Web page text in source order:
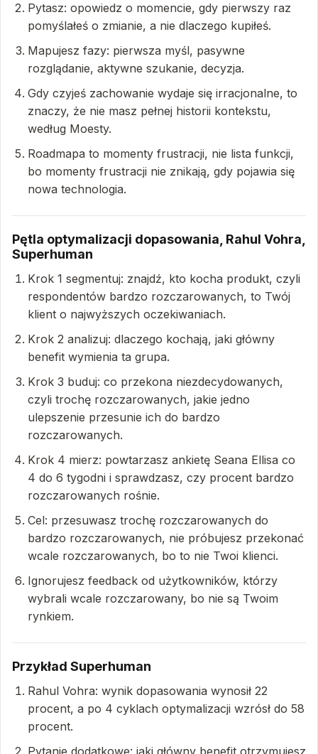
Pytasz: opowiedz o momencie, gdy pierwszy raz
pomyślałeś o zmianie, a nie dlaczego kupiłeś.
Mapujesz fazy: pierwsza myśl, pasywne
rozglądanie, aktywne szukanie, decyzja.
Gdy czyjeś zachowanie wydaje się irracjonalne, to
znaczy, że nie masz pełnej historii kontekstu,
według Moesty.
Roadmapa to momenty frustracji, nie lista funkcji,
bo momenty frustracji nie znikają, gdy pojawia się
nowa technologia.
Pętla optymalizacji dopasowania, Rahul Vohra,
Superhuman
Krok 1 segmentuj: znajdź, kto kocha produkt, czyli
respondentów bardzo rozczarowanych, to Twój
klient o najwyższych oczekiwaniach.
Krok 2 analizuj: dlaczego kochają, jaki główny
benefit wymienia ta grupa.
Krok 3 buduj: co przekona niezdecydowanych,
czyli trochę rozczarowanych, jakie jedno
ulepszenie przesunie ich do bardzo
rozczarowanych.
Krok 4 mierz: powtarzasz ankietę Seana Ellisa co
4 do 6 tygodni i sprawdzasz, czy procent bardzo
rozczarowanych rośnie.
Cel: przesuwasz trochę rozczarowanych do
bardzo rozczarowanych, nie próbujesz przekonać
wcale rozczarowanych, bo to nie Twoi klienci.
Ignorujesz feedback od użytkowników, którzy
wybrali wcale rozczarowany, bo nie są Twoim
rynkiem.
Przykład Superhuman
Rahul Vohra: wynik dopasowania wynosił 22
procent, a po 4 cyklach optymalizacji wzrósł do 58
procent.
Pytanie dodatkowe: jaki główny benefit otrzymujesz